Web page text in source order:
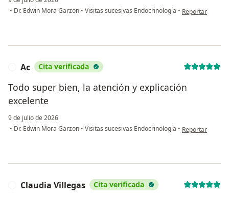
• Dr. Edwin Mora Garzon • Visitas sucesivas Endocrinología • en opinión del
Reportar
Ac Cita verificada
Todo super bien, la atención y explicación
excelente
9 de julio de 2026
• Dr. Edwin Mora Garzon • Visitas sucesivas Endocrinología • en opinión del
Reportar
Claudia Villegas Cita verificada